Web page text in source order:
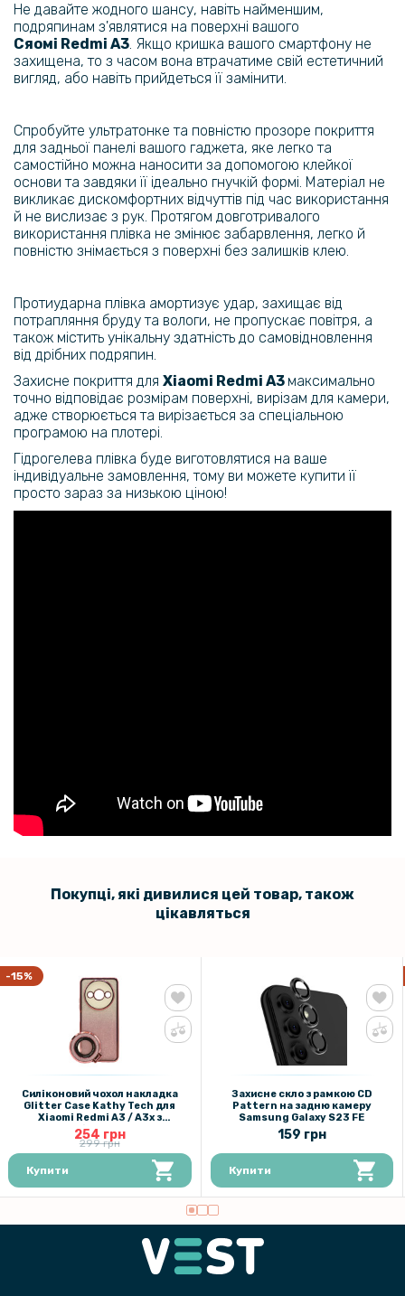
Не давайте жодного шансу, навіть найменшим,
подряпинам з'являтися на поверхні вашого
Сяомі Redmi A3​​​. Якщо кришка вашого смартфону не
захищена, то з часом вона втрачатиме свій естетичний
вигляд, або навіть прийдеться її замінити.
Спробуйте ультратонке та повністю прозоре покриття
для задньої панелі вашого гаджета, яке легко та
самостійно можна наносити за допомогою клейкої
основи та завдяки її ідеально гнучкій формі. Матеріал не
викликає дискомфортних відчуттів під час використання
й не вислизає з рук. Протягом довготривалого
використання плівка не змінює забарвлення, легко й
повністю знімається з поверхні без залишків клею.
Протиударна плівка амортизує удар, захищає від
потрапляння бруду та вологи, не пропускає повітря, а
також містить унікальну здатність до самовідновлення
від дрібних подряпин.
Захисне покриття для Xiaomi Redmi A3​​​ максимально
точно відповідає розмірам поверхні, вирізам для камери,
адже створюється та вирізається за спеціальною
програмою на плотері.
Гідрогелева плівка буде виготовлятися на ваше
індивідуальне замовлення, тому ви можете купити її
просто зараз за низькою ціною!
Покупці, які дивилися цей товар, також
цікавляться
-15%
Силіконовий чохол накладка
Glitter Case Kathy Tech для
Xiaomi Redmi A3 / A3x з
металевим кільцем тримачем в
комплекті
254 грн
299 грн
Купити
Захисне скло з рамкою CD
Pattern на задню камеру
Samsung Galaxy S23 FE
159 грн
Купити